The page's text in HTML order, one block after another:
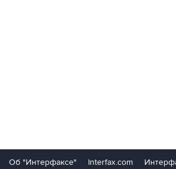
Об "Интерфаксе" Interfax.com